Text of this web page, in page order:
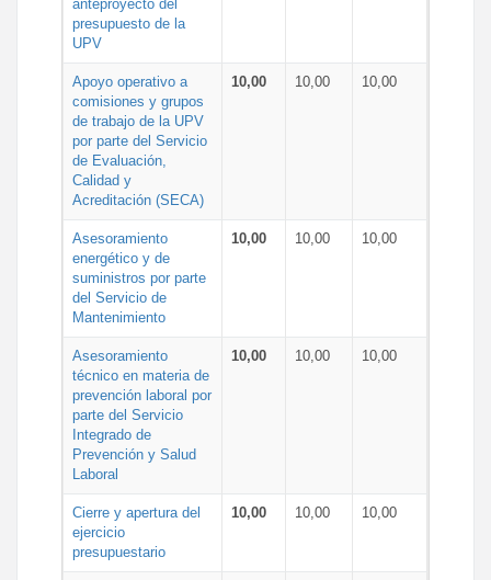
anteproyecto del
presupuesto de la
UPV
Apoyo operativo a
comisiones y grupos
de trabajo de la UPV
por parte del Servicio
de Evaluación,
Calidad y
Acreditación (SECA)
10,00 10,00 10,00
Asesoramiento
energético y de
suministros por parte
del Servicio de
Mantenimiento
10,00 10,00 10,00
Asesoramiento
técnico en materia de
prevención laboral por
parte del Servicio
Integrado de
Prevención y Salud
Laboral
10,00 10,00 10,00
Cierre y apertura del
ejercicio
presupuestario
10,00 10,00 10,00